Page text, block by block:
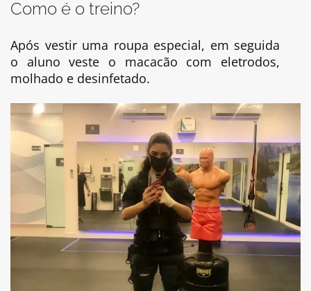
Como é o treino?
Após vestir uma roupa especial, em seguida
o aluno veste o macacão com eletrodos,
molhado e desinfetado.